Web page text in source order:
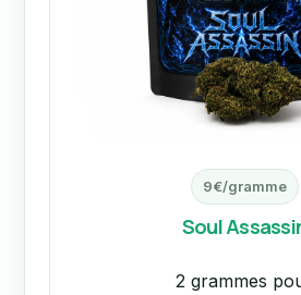
9€/gramme
Soul
2 grammes